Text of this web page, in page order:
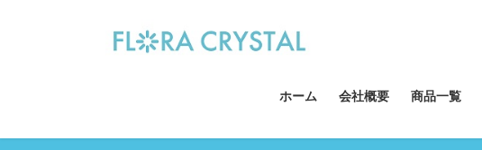
ス
ン
ホーム 会社概要 商品一覧